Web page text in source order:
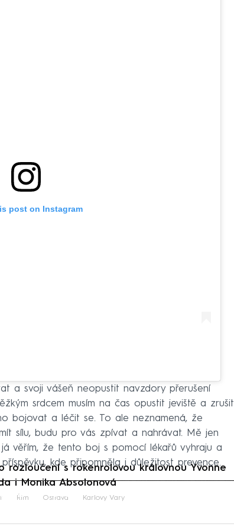
post on Instagram
a svoji vášeň neopustit navzdory přerušení
srdcem musím na čas opustit jeviště a zrušit
bojovat a léčit se. To ale neznamená, že
sílu, budu pro vás zpívat a nahrávat. Mě jen
věřím, že tento boj s pomocí lékařů vyhraju a
kde připomněla i důležitost prevence.
rozloučení s rokenrolovou královnou Yvonne
i Monika Absolonová
to fetch
Řím Ostrava Karlovy Vary